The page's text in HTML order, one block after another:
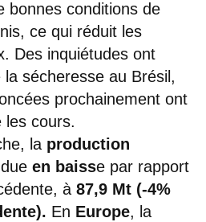
bonnes conditions de
ce qui réduit les
Des inquiétudes ont
sécheresse au Brésil,
prochainement ont
les cours.
la production
en baisse par rapport
à 87,9 Mt (-4%
En Europe, la